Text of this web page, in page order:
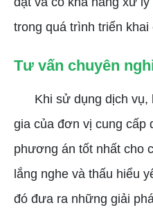
trong quá trình triển khai
Tư vấn chuyên
Khi sử dụng dịch vụ,
gia của đơn vị cung cấp
phương án tốt nhất cho
lắng nghe và thấu hiểu
đó đưa ra những giải